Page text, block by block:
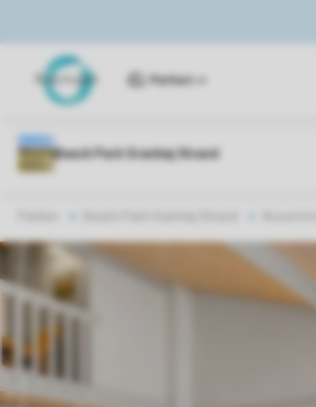
Parken